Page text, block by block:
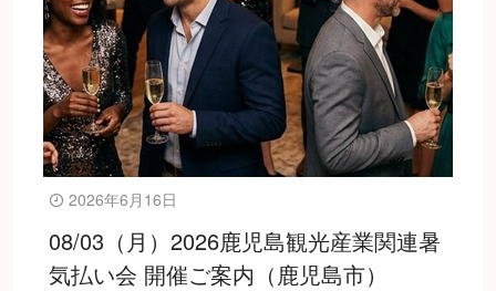
2026年6月16日
08/03（月）2026鹿児島観光産業関連暑
気払い会 開催ご案内（鹿児島市）